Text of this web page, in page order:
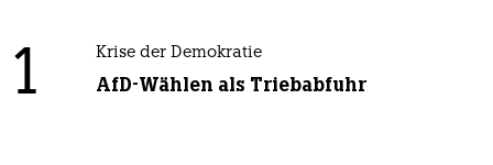
1 Krise der Demokratie
AfD-Wählen als Triebabfuhr